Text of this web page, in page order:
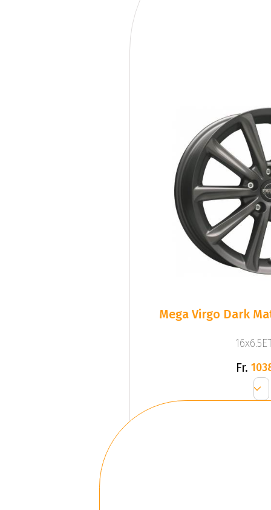
Mega Virgo Dark
Fr.